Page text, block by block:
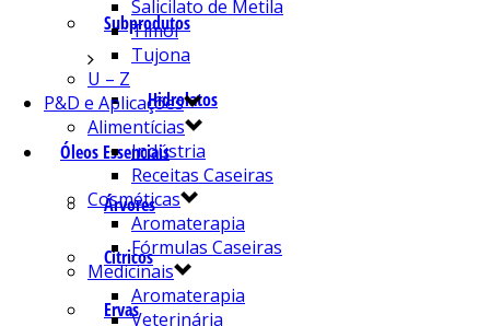
Subprodutos
Hidrolatos
Óleos Essenciais
Árvores
Cítricos
Ervas
Salicilato de Metila
Timol
Tujona
U – Z
P&D e Aplicações
Alimentícias
Indústria
Receitas Caseiras
Cosméticas
Aromaterapia
Fórmulas Caseiras
Medicinais
Aromaterapia
Veterinária